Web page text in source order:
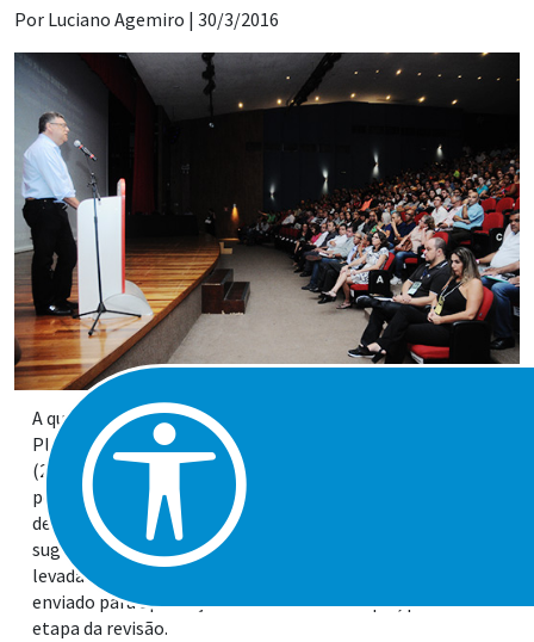
Por Luciano Agemiro | 30/3/2016
A quinta e última audiência preparatória de revisão do
Plano Diretor de Praia Grande, realizada na terça-feira
(29), no Teatro Serafim Gonzalez, reuniu cerca de 500
pessoas. Desta vez, o tema principal do encontro foi
desenvolvimento urbano e os participantes puderam dar
sugestões relativas ao tema. Todas as propostas serão
levadas em conta na elaboração do projeto de lei a ser
enviado para aprovação na Câmara Municipal, próxima
etapa da revisão.